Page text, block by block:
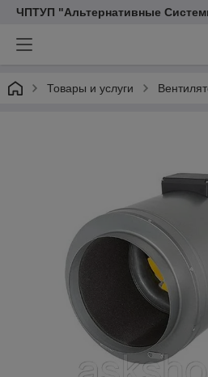
ЧПТУП "Альтернативные
Товары и услуги